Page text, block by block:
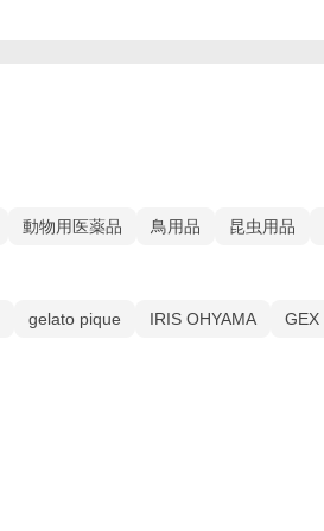
動物用医薬品 鳥用品 昆虫用品
gelato pique IRIS OHYAMA GEX